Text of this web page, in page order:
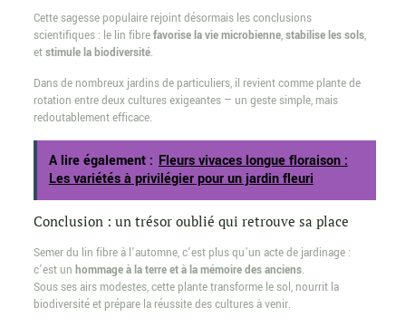
Cette sagesse populaire rejoint désormais les conclusions
scientifiques : le lin fibrefavorise la vie microbienne,stabilise les sols,
etstimule la biodiversité.
Dans de nombreux jardins de particuliers, il revient comme plante de
rotation entre deux cultures exigeantes — un geste simple, mais
redoutablement efficace.
A lire également : Fleurs vivaces longue floraison :
Les variétés à privilégier pour un jardin fleuri
Conclusion : un trésor oublié qui retrouve sa place
Semer du lin fibre à l’automne, c’est plus qu’un acte de jardinage :
c’est un hommage à la terre et à la mémoire des anciens.
Sous ses airs modestes, cette plante transforme le sol, nourrit la
biodiversité et prépare la réussite des cultures à venir.